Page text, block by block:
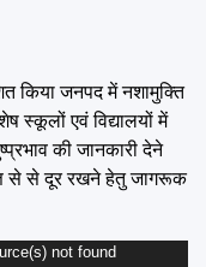
किया जनपद में नशामुक्ति
स्कूलों एवं विद्यालयों में
की जानकारी देने
से से दूर रखने हेतु जागरूक
not found